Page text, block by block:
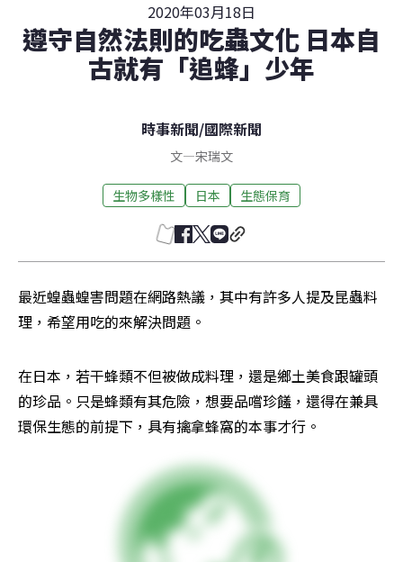
2020年03月18日
遵守自然法則的吃蟲文化 日本自
古就有「追蜂」少年
時事新聞/國際新聞
文—宋瑞文
生物多樣性 日本 生態保育
最近蝗蟲蝗害問題在網路熱議，其中有許多人提及昆蟲料
理，希望用吃的來解決問題。
在日本，若干蜂類不但被做成料理，還是鄉土美食跟罐頭
的珍品。只是蜂類有其危險，想要品嚐珍饈，還得在兼具
環保生態的前提下，具有擒拿蜂窩的本事才行。